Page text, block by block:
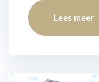
Lees meer